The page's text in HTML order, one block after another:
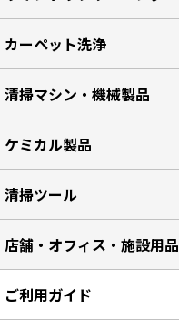
カーペット洗浄
清掃マシン・機械製品
ケミカル製品
清掃ツール
店舗・オフィス・施設用品
ご利用ガイド